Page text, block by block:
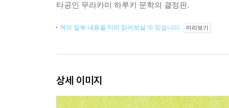
타공인 무라카미 하루키 문학의 결정판.
책의 일부 내용을 미리 읽어보실 수 있습니다. 미리보기
상세 이미지